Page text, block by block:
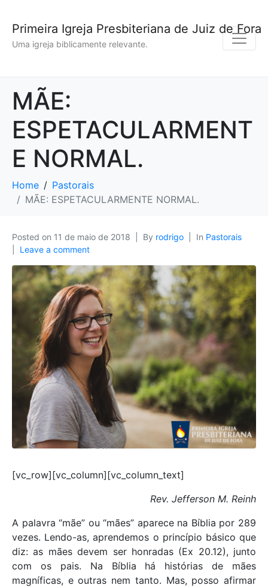
Primeira Igreja Presbiteriana de Juiz de Fora
Uma igreja biblicamente relevante.
MÃE:
ESPETACULARMENT
E NORMAL.
Home
Pastorais
MÃE: ESPETACULARMENTE NORMAL.
Posted on 11 de maio de 2018 By rodrigo In Pastorais
Leave a comment
[vc_row][vc_column][vc_column_text]
Rev. Jefferson M. Reinh
A palavra “mãe” ou “mães” aparece na Bíblia por 289
vezes. Lendo-as, aprendemos o princípio básico que
diz: as mães devem ser honradas (Ex 20.12), junto
com os pais. Na Bíblia há histórias de mães
magníficas, e outras nem tanto. Mas, posso afirmar